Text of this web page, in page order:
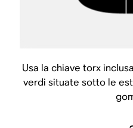
Usa la chiave torx
verdi situate sotto le